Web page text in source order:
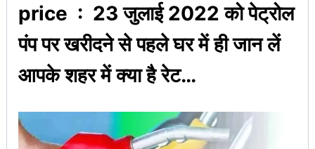
price : 23 जुलाई 2022 को पेट्रोल
पंप पर खरीदने से पहले घर में ही जान लें
आपके शहर में क्या है रेट…